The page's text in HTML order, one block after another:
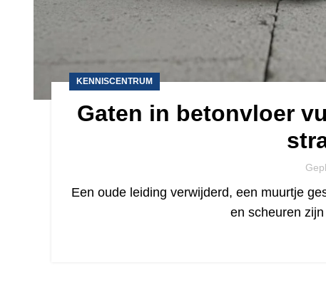
KENNISCENTRUM
Gaten in betonvloer
Een oude leiding verwijderd, een muurtje
en scheuren